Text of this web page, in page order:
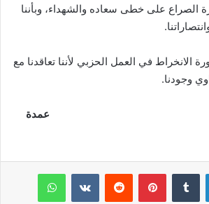
على خطى سعاده والشهداء، وبأننا
في العمل الحزبي لأننا تعاقدنا مع
وجودنا.
عمدة
لينكدإن بينتيريست